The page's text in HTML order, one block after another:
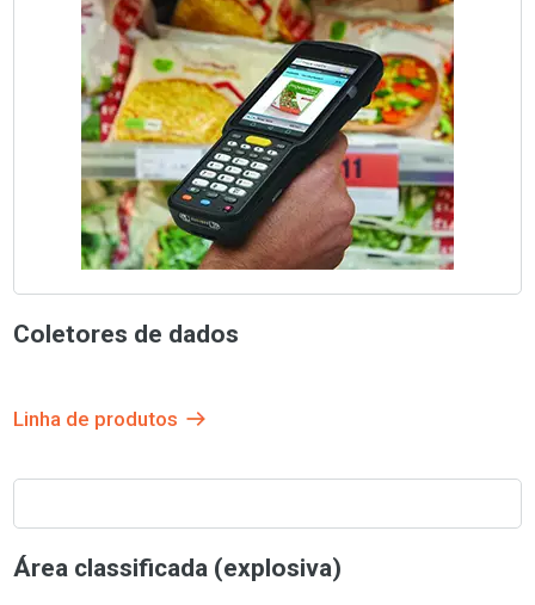
Coletores de dados
Linha de produtos
Área classificada (explosiva)